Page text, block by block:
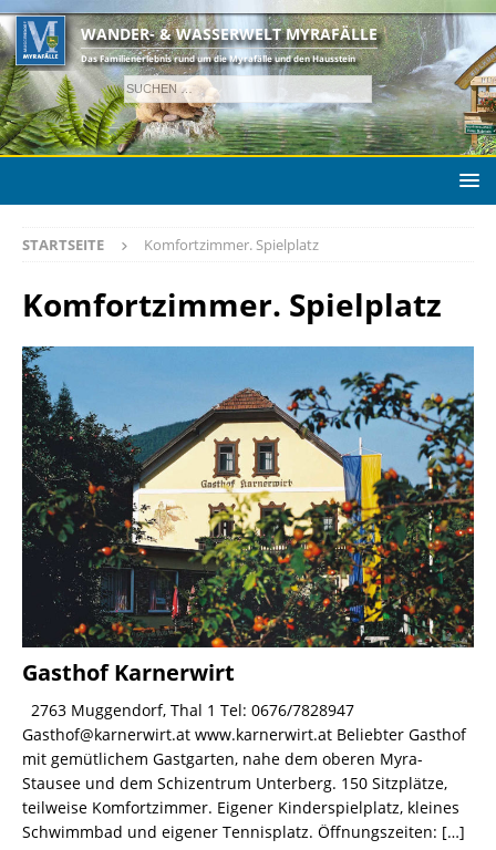
WANDER- & WASSERWELT MYRAFÄLLE
Das Familienerlebnis rund um die Myrafälle und den Hausstein
STARTSEITE Komfortzimmer. Spielplatz
Komfortzimmer. Spielplatz
Gasthof Karnerwirt
2763 Muggendorf, Thal 1 Tel: 0676/7828947
Gasthof@karnerwirt.at www.karnerwirt.at Beliebter Gasthof
mit gemütlichem Gastgarten, nahe dem oberen Myra-
Stausee und dem Schizentrum Unterberg. 150 Sitzplätze,
teilweise Komfortzimmer. Eigener Kinderspielplatz, kleines
Schwimmbad und eigener Tennisplatz. Öffnungszeiten: […]